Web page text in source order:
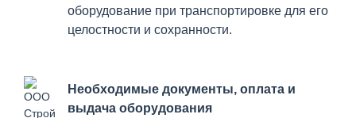
оборудование при транспортировке для его
целостности и сохранности.
Необходимые документы, оплата и
выдача оборудования